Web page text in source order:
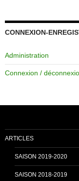
c
o
u
CONNEXION-
Administration
Connexion /
ARTICLES
SAISON 2019-2020
SAISON 2018-2019